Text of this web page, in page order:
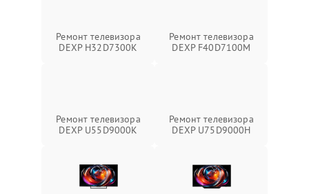
Ремонт телевизора
DEXP H32D7300K
Ремонт телевизора
DEXP F40D7100M
Ремонт телевизора
DEXP U55D9000K
Ремонт телевизора
DEXP U75D9000H